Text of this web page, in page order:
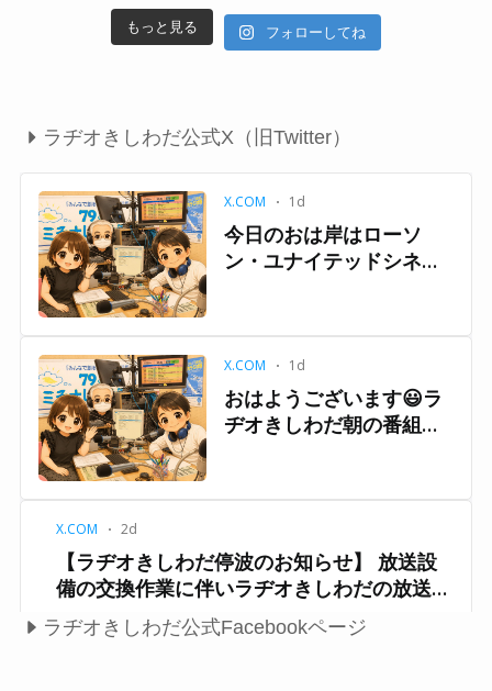
もっと見る フォローしてね
ラヂオきしわだ公式X（旧Twitter）
ラヂオきしわだ公式Facebookページ